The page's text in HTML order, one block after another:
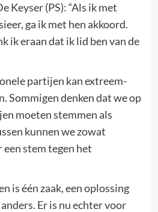
Keyser (PS): “Als ik met
ga ik met hen akkoord.
ik eraan dat ik lid ben van de
partijen kan extreem-
Sommigen denken dat we op
moeten stemmen als
kunnen we zowat
stem tegen het
is één zaak, een oplossing
Er is nu echter voor